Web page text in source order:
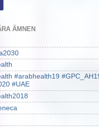
ÄMNEN
#arabhealth19
#UAE